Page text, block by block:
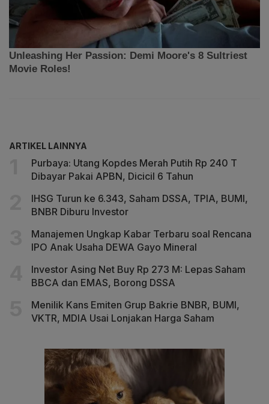
ARTIKEL LAINNYA
Purbaya: Utang Kopdes Merah Putih Rp 240 T
Dibayar Pakai APBN, Dicicil 6 Tahun
IHSG Turun ke 6.343, Saham DSSA, TPIA, BUMI,
BNBR Diburu Investor
Manajemen Ungkap Kabar Terbaru soal Rencana
IPO Anak Usaha DEWA Gayo Mineral
Investor Asing Net Buy Rp 273 M: Lepas Saham
BBCA dan EMAS, Borong DSSA
Menilik Kans Emiten Grup Bakrie BNBR, BUMI,
VKTR, MDIA Usai Lonjakan Harga Saham